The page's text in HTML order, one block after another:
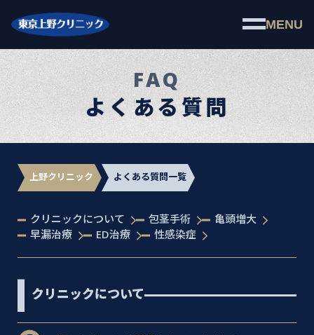
MENU
FAQ
よくある質問
上野クリニック よくある質問一覧
クリニックについて 包茎手術
亀頭増大
早漏治療
ED治療 性感染症
クリニックについて